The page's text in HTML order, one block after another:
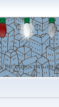
но спросить на